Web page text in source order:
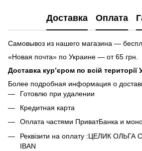
Доставка Оплата
Самовывоз из нашего магазина —
«Новая почта» по Украине — от 65 грн.
Доставка кур’єром по всій території
Более подробная информация о
Готовлю при удалении
Кредитная карта
Оплата частями ПриватБанка и
Реквізити на оплату :ЦЕЛИК ОЛЬГА
IBAN